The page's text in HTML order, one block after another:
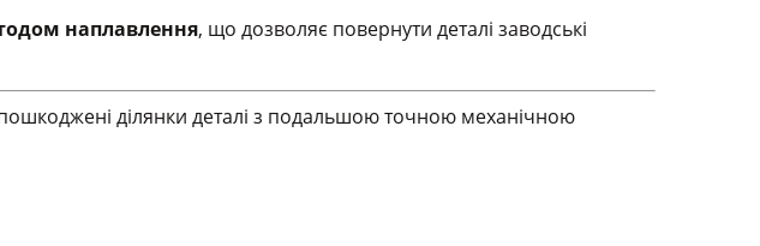
наплавлення, що дозволяє повернути деталі заводські
ділянки деталі з подальшою точною механічною